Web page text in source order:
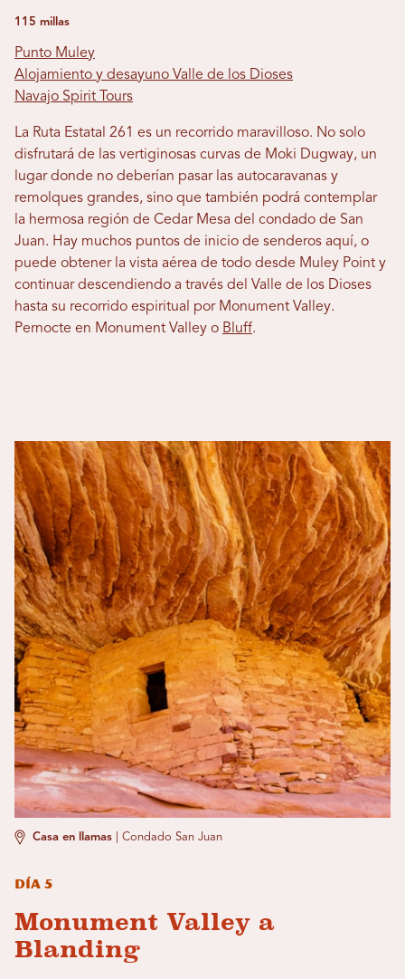
115 millas
Punto Muley
Alojamiento y desayuno Valle de los Dioses
Navajo Spirit Tours
La Ruta Estatal 261 es un recorrido maravilloso. No solo
disfrutará de las vertiginosas curvas de Moki Dugway, un
lugar donde no deberían pasar las autocaravanas y
remolques grandes, sino que también podrá contemplar
la hermosa región de Cedar Mesa del condado de San
Juan. Hay muchos puntos de inicio de senderos aquí, o
puede obtener la vista aérea de todo desde Muley Point y
continuar descendiendo a través del Valle de los Dioses
hasta su recorrido espiritual por Monument Valley.
Pernocte en Monument Valley o Bluff.
Casa en llamas Condado San Juan
Día 5
Monument Valley a
Blanding